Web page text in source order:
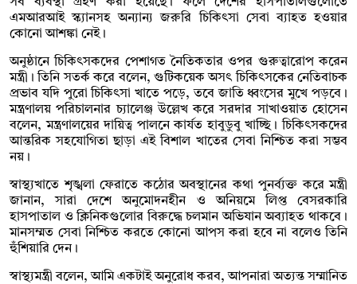
এমআরআই স্ক্যানসহ অন্যান্য জরুরি চিকিৎসা সেবা ব্যাহত হওয়ার
কোনো আশঙ্কা নেই।
অনুষ্ঠানে চিকিৎসকদের পেশাগত নৈতিকতার ওপর গুরুত্বারোপ করেন
মন্ত্রী। তিনি সতর্ক করে বলেন, গুটিকয়েক অসৎ চিকিৎসকের নেতিবাচক
প্রভাব যদি পুরো চিকিৎসা খাতে পড়ে, তবে জাতি ধ্বংসের মুখে পড়বে।
মন্ত্রণালয় পরিচালনার চ্যালেঞ্জ উল্লেখ করে সরদার সাখাওয়াত হোসেন
বলেন, মন্ত্রণালয়ের দায়িত্ব পালনে কার্যত হাবুডুবু খাচ্ছি। চিকিৎসকদের
আন্তরিক সহযোগিতা ছাড়া এই বিশাল খাতের সেবা নিশ্চিত করা সম্ভব
নয়।
স্বাস্থ্যখাতে শৃঙ্খলা ফেরাতে কঠোর অবস্থানের কথা পুনর্ব্যক্ত করে মন্ত্রী
জানান, সারা দেশে অনুমোদনহীন ও অনিয়মে লিপ্ত বেসরকারি
হাসপাতাল ও ক্লিনিকগুলোর বিরুদ্ধে চলমান অভিযান অব্যাহত থাকবে।
মানসম্মত সেবা নিশ্চিত করতে কোনো আপস করা হবে না বলেও তিনি
হুঁশিয়ারি দেন।
স্বাস্থ্যমন্ত্রী বলেন, আমি একটাই অনুরোধ করব, আপনারা অত্যন্ত সম্মানিত